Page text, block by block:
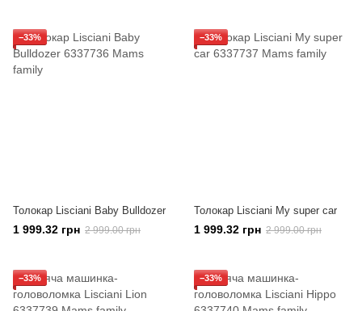
−33%
Толокар Lisciani Baby Bulldozer
1 999.32 грн 2 999.00 грн
−33%
Толокар Lisciani My super car
1 999.32 грн 2 999.00 грн
−33% −33%